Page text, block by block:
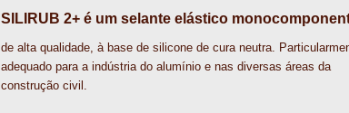
SILIRUB 2+ é um selante elástico
de alta qualidade, à base de silicone de cura neutra.
adequado para a indústria do alumínio e nas diversas áreas da
construção civil.